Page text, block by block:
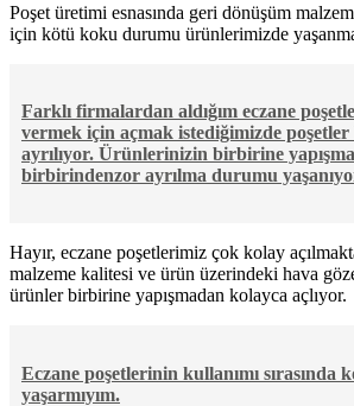
Poşet üretimi esnasında geri dönüşüm
için kötü koku durumu ürünlerimizde
Farklı firmalardan aldığım eczane
vermek için açmak istediğimizde
ayrılıyor. Ürünlerinizin birbirine
birbirindenzor ayrılma durumu
Hayır, eczane poşetlerimiz çok kolay
malzeme kalitesi ve ürün üzerindeki hava
ürünler birbirine yapışmadan kolayca açlıyor.
Eczane poşetlerinin kullanımı sırasında
yaşarmıyım.